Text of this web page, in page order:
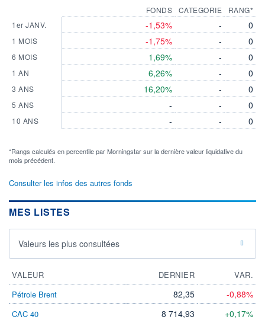
1er JANV.
1 MOIS
6 MOIS
1 AN
3 ANS
5 ANS
10 ANS
FONDS
-1,53%
-1,75%
1,69%
6,26%
16,20%
-
-
CATEGORIE
-
-
-
-
-
-
-
RANG*
0
0
0
0
0
0
0
*Rangs calculés en percentile par Morningstar sur la dernière valeur liquidative du
mois précédent.
Consulter les infos des autres fonds
MES LISTES
Valeurs les plus consultées
VALEUR DERNIER
VAR.
Pétrole Brent
82,35 -0,88%
CAC 40 8 714,93 +0,17%